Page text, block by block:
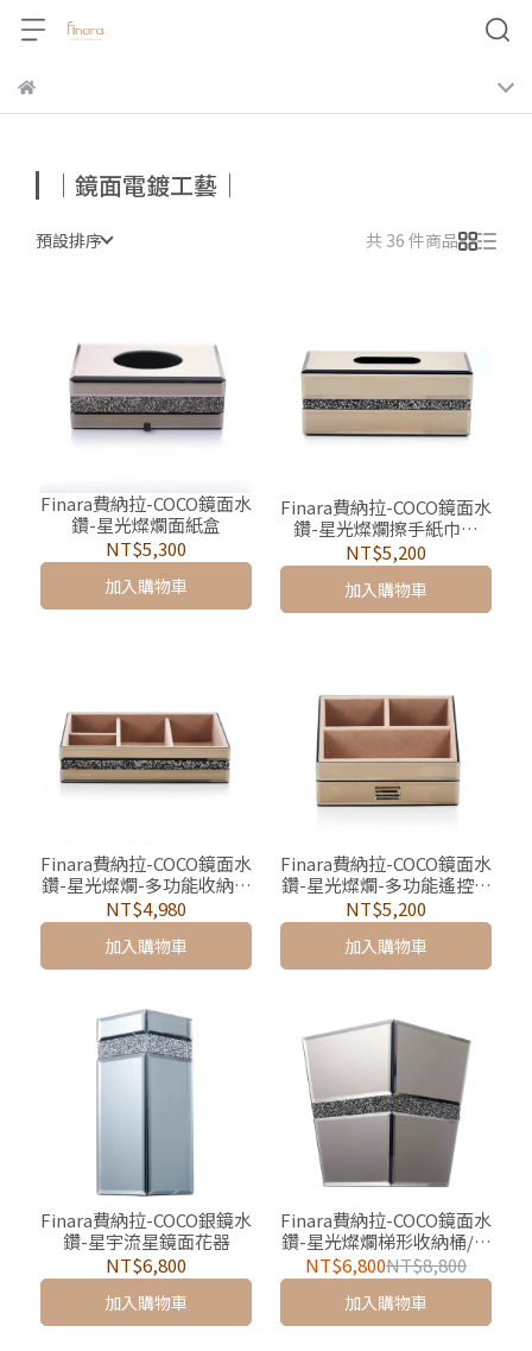
｜鏡面電鍍工藝｜
預設排序 共 36 件商品
Finara費納拉-COCO鏡面水
鑽-星光燦爛面紙盒
NT$5,300
加入購物車
Finara費納拉-COCO鏡面水
鑽-星光燦爛擦手紙巾盒
（窄版細長款）
NT$5,200
加入購物車
Finara費納拉-COCO鏡面水
鑽-星光燦爛-多功能收納首
飾盒
NT$4,980
加入購物車
Finara費納拉-COCO鏡面水
鑽-星光燦爛-多功能遙控器
置物盒
NT$5,200
加入購物車
Finara費納拉-COCO銀鏡水
鑽-星宇流星鏡面花器
NT$6,800
加入購物車
Finara費納拉-COCO鏡面水
鑽-星光燦爛梯形收納桶/垃
圾桶
NT$6,800NT$8,800
加入購物車